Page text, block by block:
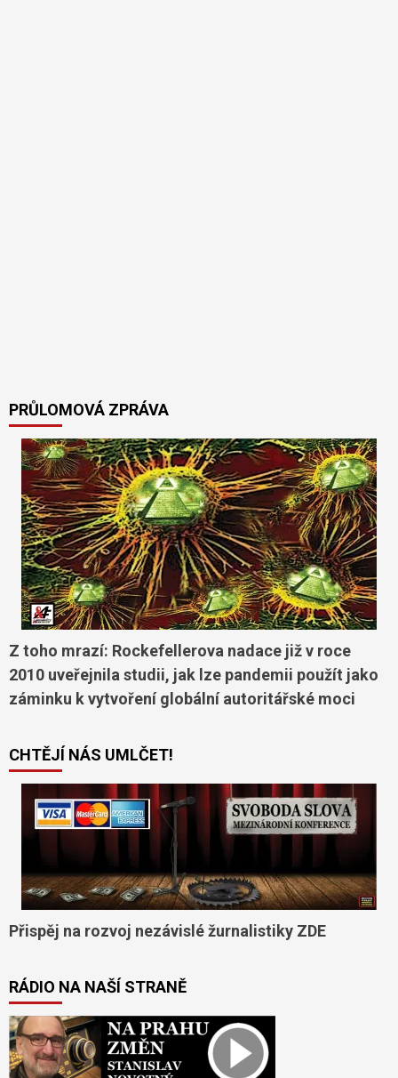
PRŮLOMOVÁ ZPRÁVA
Z toho mrazí: Rockefellerova nadace již v roce
2010 uveřejnila studii, jak lze pandemii použít jako
záminku k vytvoření globální autoritářské moci
CHTĚJÍ NÁS UMLČET!
Přispěj na rozvoj nezávislé žurnalistiky ZDE
RÁDIO NA NAŠÍ STRANĚ